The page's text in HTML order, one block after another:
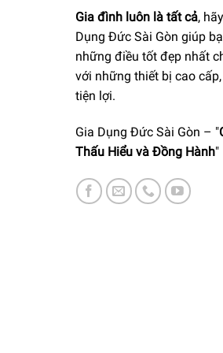
Gia đình luôn là tất cả,
Dụng Đức Sài Gòn giúp
những điều tốt đẹp nhất
với những thiết bị cao
tiện lợi.
Gia Dụng Đức Sài Gòn – "
Thấu Hiểu và Đồng Hành"